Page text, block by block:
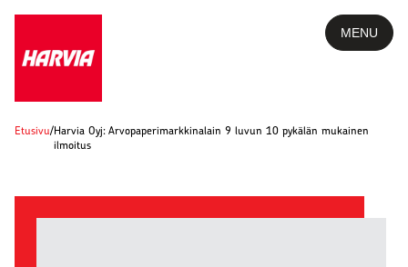
MENU
Etusivu/Harvia Oyj: Arvopaperimarkkinalain 9 luvun 10 pykälän mukainen
ilmoitus